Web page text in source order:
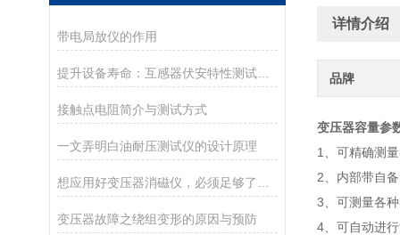
带电局放仪的作用
接触点电阻简介与测试方式
一文弄明白油耐压测试仪的设计原理
变压器故障之绕组变形的原因与预防
详情介绍
品牌
变压器容量参
1、可精确测
2、内部带自
3、可测量各
4、可自动进